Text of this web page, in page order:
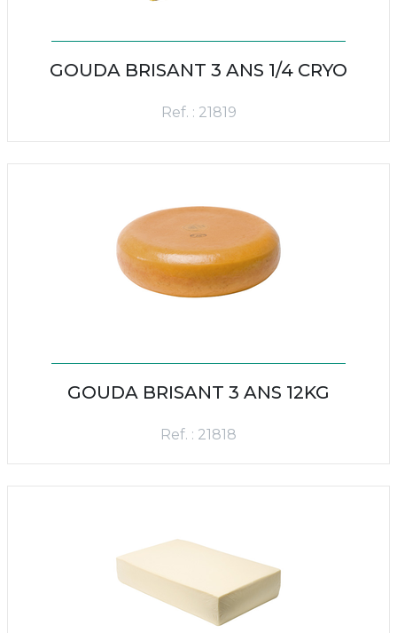
GOUDA BRISANT 3 ANS 1/4 CRYO
Ref. : 21819
GOUDA BRISANT 3 ANS 12KG
Ref. : 21818